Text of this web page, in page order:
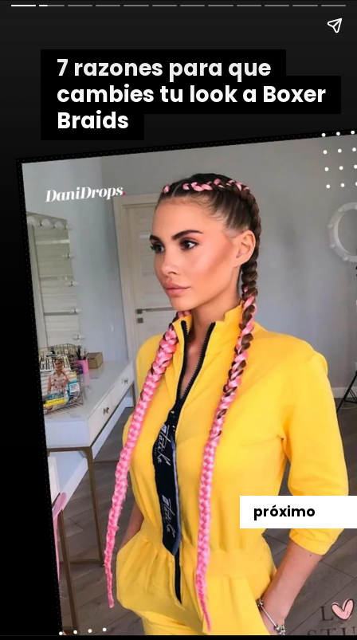
7 razones para que
cambies tu look a Boxer
Braids
7 razones para que
cambies tu look a Boxer
Braids
próximo